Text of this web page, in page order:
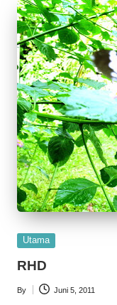
Posted
Utama
RHD
Posted
By Juni 5, 2011